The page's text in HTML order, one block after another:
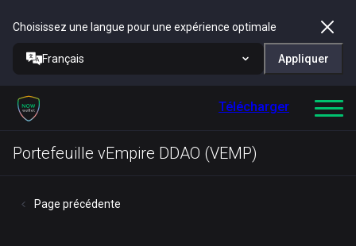
Choisissez une langue pour une expérience optimale
Français Appliquer
Télécharger
Portefeuille vEmpire DDAO (VEMP)
Page précédente